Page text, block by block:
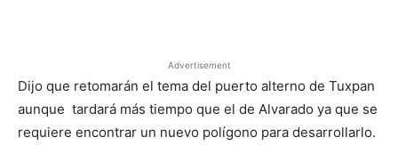
Advertisement
Dijo que retomarán el tema del puerto alterno de Tuxpan
aunque tardará más tiempo que el de Alvarado ya que se
requiere encontrar un nuevo polígono para desarrollarlo.